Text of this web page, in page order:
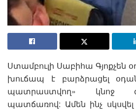
Ստամբուլի Սաբիհա Գյոքչեն
խուճապ է բարձրացել
պատրաստվող» կնոջ
պատճառով: Ամեն ինչ